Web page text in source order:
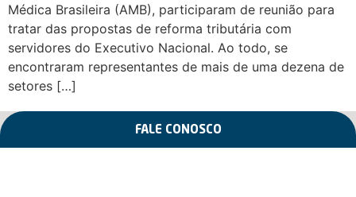
Médica Brasileira (AMB), participaram de reunião para
tratar das propostas de reforma tributária com
servidores do Executivo Nacional. Ao todo, se
encontraram representantes de mais de uma dezena de
setores […]
FALE CONOSCO